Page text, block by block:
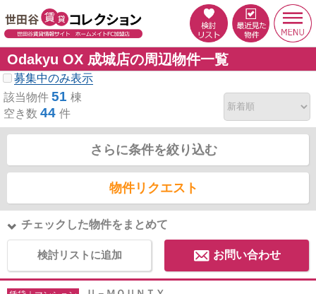
Odakyu OX 成城店の周辺物件一覧
募集中のみ表示
該当物件 51 棟
空き数 44 件
さらに条件を絞り込む
物件リクエスト
チェックした物件をまとめて
検討リストに追加 お問い合わせ